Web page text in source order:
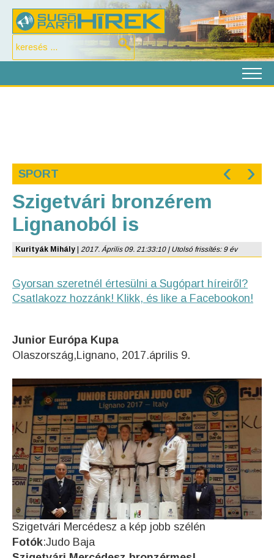
SPORT ‹ ›
Szigetvári bronzérem
Lignanoból is
Kurityák Mihály 2017. Április 09. 21:33:10 | Utolsó frissítés: 9 év
Gyorsan szeretnél értesülni a Sugópart híreiről?
Csatlakozz hozzánk! Klikk, és like a Facebookon!
Junior Európa Kupa
Olaszország,Lignano, 2017.április 9.
Szigetvári Mercédesz a kép jobb szélén
Fotók:Judo Baja